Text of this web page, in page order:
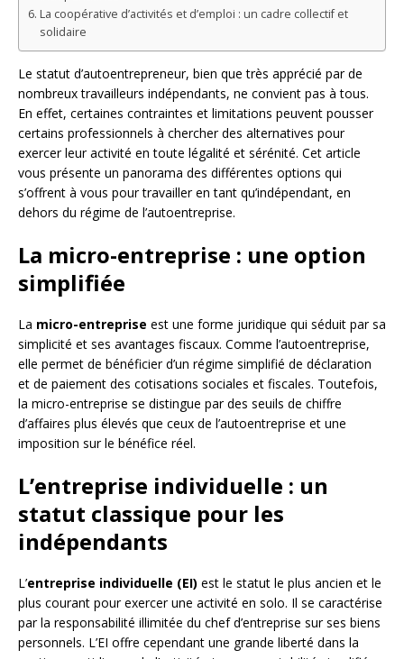
La coopérative d’activités et d’emploi : un cadre collectif et
solidaire
Le statut d’autoentrepreneur, bien que très apprécié par de
nombreux travailleurs indépendants, ne convient pas à tous.
En effet, certaines contraintes et limitations peuvent pousser
certains professionnels à chercher des alternatives pour
exercer leur activité en toute légalité et sérénité. Cet article
vous présente un panorama des différentes options qui
s’offrent à vous pour travailler en tant qu’indépendant, en
dehors du régime de l’autoentreprise.
La micro-entreprise : une option
simplifiée
La micro-entreprise est une forme juridique qui séduit par sa
simplicité et ses avantages fiscaux. Comme l’autoentreprise,
elle permet de bénéficier d’un régime simplifié de déclaration
et de paiement des cotisations sociales et fiscales. Toutefois,
la micro-entreprise se distingue par des seuils de chiffre
d’affaires plus élevés que ceux de l’autoentreprise et une
imposition sur le bénéfice réel.
L’entreprise individuelle : un
statut classique pour les
indépendants
L’entreprise individuelle (EI) est le statut le plus ancien et le
plus courant pour exercer une activité en solo. Il se caractérise
par la responsabilité illimitée du chef d’entreprise sur ses biens
personnels. L’EI offre cependant une grande liberté dans la